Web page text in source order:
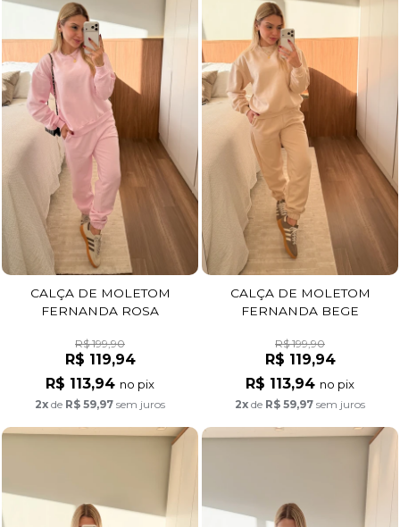
CALÇA DE MOLETOM
FERNANDA ROSA
R$ 199,90
R$ 119,94
R$ 113,94 no pix
2x de R$ 59,97 sem juros
CALÇA DE MOLETOM
FERNANDA BEGE
R$ 199,90
R$ 119,94
R$ 113,94 no pix
2x de R$ 59,97 sem juros